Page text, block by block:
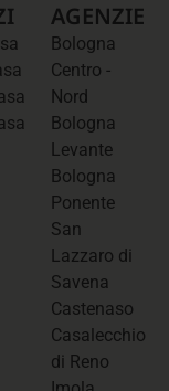
AGENZIE
Bologna
Centro -
Nord
Bologna
Levante
Bologna
Ponente
San
Lazzaro di
Savena
Castenaso
Casalecchio
di Reno